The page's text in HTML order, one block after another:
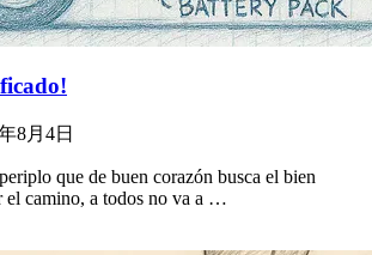
8月4日
que de buen corazón busca el bien
el camino, a todos no va a …